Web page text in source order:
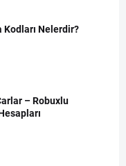
Kodları Nelerdir?
– Robuxlu